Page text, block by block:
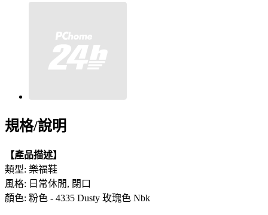
規格/說明
【產品描述】
類型: 樂福鞋
風格: 日常休閒, 閉口
顏色: 粉色 - 4335 Dusty 玫瑰色 Nbk